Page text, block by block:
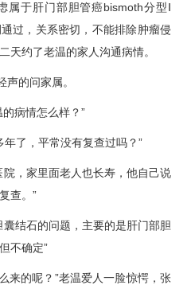
属于肝门部胆管癌bismoth分型Ⅰ
过，关系密切，不能排除肿瘤侵
天约了老温的家人沟通病情。
的问家属。
病情怎么样？”
了，平常没有复查过吗？”
，家里面老人也长寿，他自己说
查。”
结石的问题，主要的是肝门部胆
不确定”
的呢？”老温爱人一脸惊愕，张